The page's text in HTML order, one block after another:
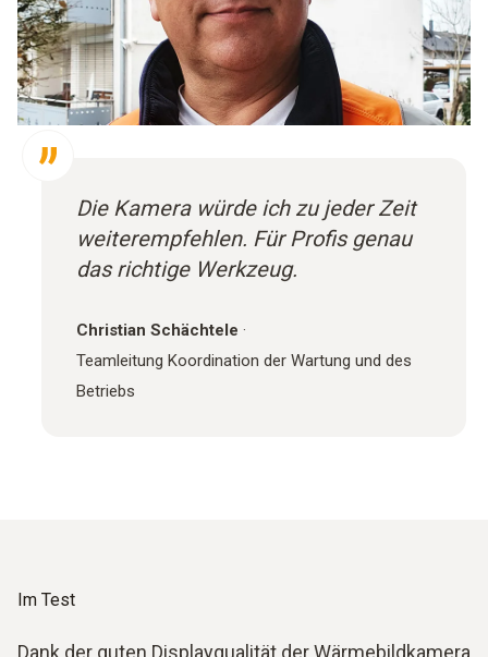
Die Kamera würde ich zu jeder Zeit
weiterempfehlen. Für Profis genau
das richtige Werkzeug.
Christian Schächtele ·
Teamleitung Koordination der Wartung und des
Betriebs
Im Test